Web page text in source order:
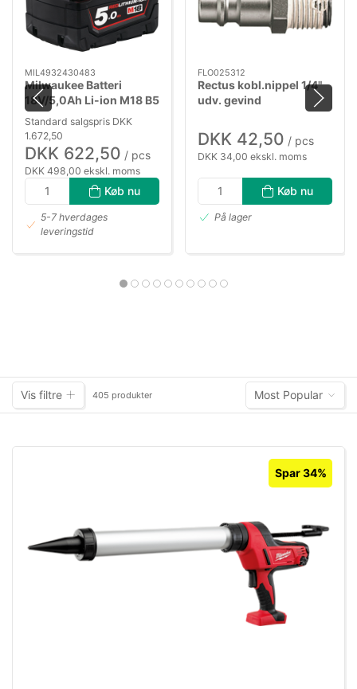
MIL4932430483
Milwaukee Batteri
18V/5,0Ah Li-ion M18 B5
Standard salgspris DKK
1.672,50
DKK 622,50 / pcs
DKK 498,00 ekskl. moms
Køb nu
5-7 hverdages
leveringstid
FLO025312
Rectus kobl.nippel 1/4"
udv. gevind
DKK 42,50 / pcs
DKK 34,00 ekskl. moms
Køb nu
På lager
Vis filtre 405 produkter Most Popular
Spar 34%